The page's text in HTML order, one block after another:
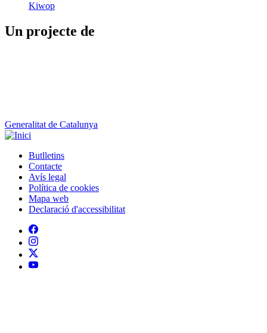
Kiwop
Un projecte de
Generalitat de Catalunya
Peu
Butlletins
Contacte
Avís legal
Política de cookies
Mapa web
Declaració d'accessibilitat